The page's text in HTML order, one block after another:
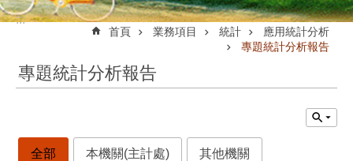
:::
首頁 業務項目 統計
應用統計分析
專題統計分析報告
專題統計分析報告
全部 本機關(主計處) 其他機關